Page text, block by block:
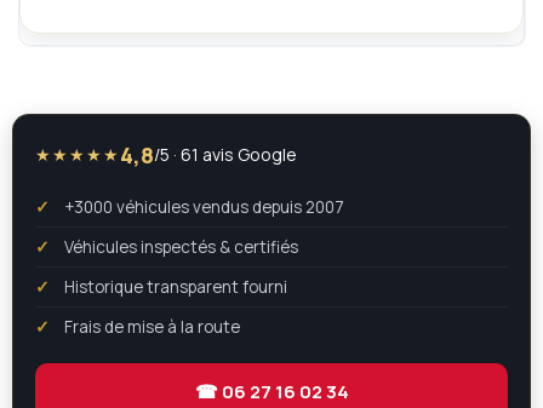
★★★★★ 4,8/5 · 61 avis Google
+3000 véhicules vendus depuis 2007
Véhicules inspectés & certifiés
Historique transparent fourni
Frais de mise à la route
☎ 06 27 16 02 34